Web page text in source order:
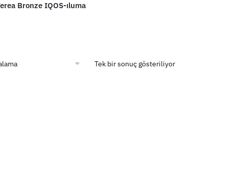
Bronze IQOS-ıluma
Tek bir sonuç gösteriliyor